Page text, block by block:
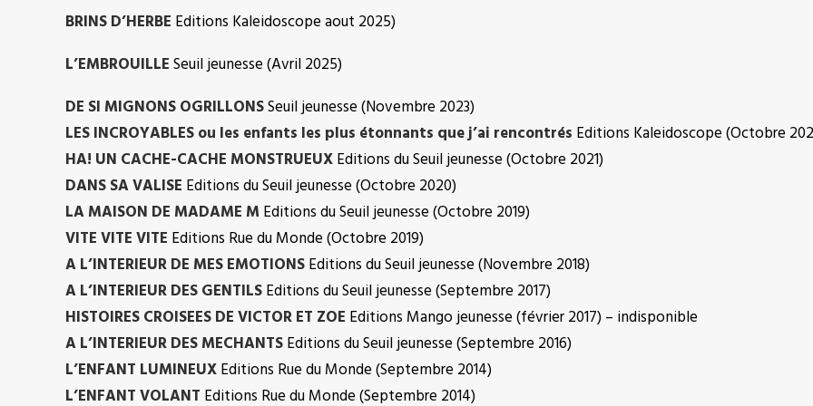
BRINS D’HERBE Editions Kaleidoscope aout 2025)
L’EMBROUILLE Seuil jeunesse (Avril 2025)
DE SI MIGNONS OGRILLONSSeuil jeunesse (Novembre 2023)
LES INCROYABLES ou les enfants les plus étonnants que j’ai rencontrés Editions Kaleidoscope (Octobre
HA! UN CACHE-CACHE MONSTRUEUX Editions du Seuil jeunesse (Octobre 2021)
DANS SA VALISE Editions du Seuil jeunesse (Octobre 2020)
LA MAISON DE MADAME M Editions du Seuil jeunesse (Octobre 2019)
VITE VITE VITE Editions Rue du Monde (Octobre 2019)
A L’INTERIEUR DE MES EMOTIONS Editions du Seuil jeunesse (Novembre 2018)
A L’INTERIEUR DES GENTILS Editions du Seuil jeunesse (Septembre 2017)
HISTOIRES CROISEES DE VICTOR ET ZOE Editions Mango jeunesse (février 2017) – indisponible
A L’INTERIEUR DES MECHANTS Editions du Seuil jeunesse (Septembre 2016)
L’ENFANT LUMINEUX Editions Rue du Monde (Septembre 2014)
L’ENFANT VOLANT Editions Rue du Monde (Septembre 2014)